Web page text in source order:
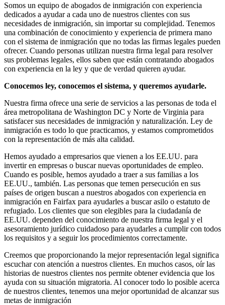
Somos un equipo de abogados de inmigración con experiencia
dedicados a ayudar a cada uno de nuestros clientes con sus
necesidades de inmigración, sin importar su complejidad. Tenemos
una combinación de conocimiento y experiencia de primera mano
con el sistema de inmigración que no todas las firmas legales pueden
ofrecer. Cuando personas utilizan nuestra firma legal para resolver
sus problemas legales, ellos saben que están contratando abogados
con experiencia en la ley y que de verdad quieren ayudar.
Conocemos ley, conocemos el sistema, y queremos ayudarle.
Nuestra firma ofrece una serie de servicios a las personas de toda el
área metropolitana de Washington DC y Norte de Virginia para
satisfacer sus necesidades de inmigración y naturalización. Ley de
inmigración es todo lo que practicamos, y estamos comprometidos
con la representación de más alta calidad.
Hemos ayudado a empresarios que vienen a los EE.UU. para
invertir en empresas o buscar nuevas oportunidades de empleo.
Cuando es posible, hemos ayudado a traer a sus familias a los
EE.UU., también. Las personas que temen persecución en sus
países de origen buscan a nuestros abogados con experiencia en
inmigración en Fairfax para ayudarles a buscar asilo o estatuto de
refugiado. Los clientes que son elegibles para la ciudadanía de
EE.UU. dependen del conocimiento de nuestra firma legal y el
asesoramiento jurídico cuidadoso para ayudarles a cumplir con todos
los requisitos y a seguir los procedimientos correctamente.
Creemos que proporcionando la mejor representación legal significa
escuchar con atención a nuestros clientes. En muchos casos, oír las
historias de nuestros clientes nos permite obtener evidencia que los
ayuda con su situación migratoria. Al conocer todo lo posible acerca
de nuestros clientes, tenemos una mejor oportunidad de alcanzar sus
metas de inmigración